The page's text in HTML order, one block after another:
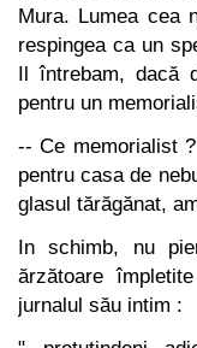
Mura. Lumea cea
respingea ca un
Il întrebam, dacă
pentru un
-- Ce memorialist
pentru casa de
gla­sul tărăgănat,
In schimb, nu
ărzătoare
jurnalul său intim :